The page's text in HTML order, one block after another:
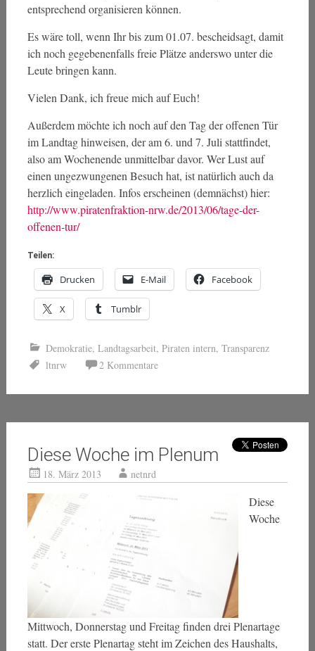
entsprechend organisieren können.
Es wäre toll, wenn Ihr bis zum 01.07. bescheidsagt, damit
ich noch gegebenenfalls freie Plätze anderswo unter die
Leute bringen kann.
Vielen Dank, ich freue mich auf Euch!
Außerdem möchte ich noch auf den Tag der offenen Tür
im Landtag hinweisen, der am 6. und 7. Juli stattfindet,
also am Wochenende unmittelbar davor. Wer Lust auf
einen ungezwungenen Besuch hat, ist natürlich auch da
herzlich eingeladen. Infos erscheinen (demnächst) hier:
http://www.piratenfraktion-nrw.de/2013/06/tage-der-
offenen-tur/
Teilen:
Drucken E-Mail Facebook
X Tumblr
Demokratie, Landtagsarbeit, Piraten intern, Transparenz
ltnrw
2 Kommentare
Diese Woche im Plenum
18. März 2013 netnrd
Diese
Woche
Mittwoch, Donnerstag und Freitag finden drei Plenartage
statt. Der erste Plenartag steht im Zeichen des Haushalts,